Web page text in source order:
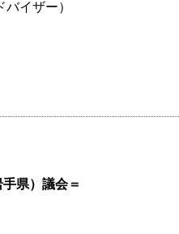
イザー）
県）議会＝